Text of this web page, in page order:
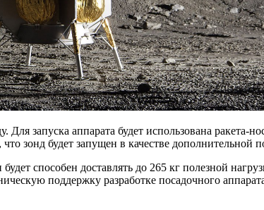
запуска аппарата будет использована ракета-
зонд будет запущен в качестве дополнительной
способен доставлять до 265 кг полезной
поддержку разработке посадочного